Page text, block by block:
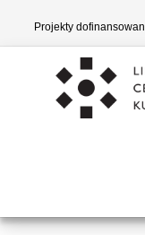
Projekty